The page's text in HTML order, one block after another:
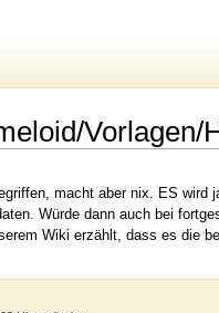
Vorlagen/
macht aber nix. ES
Würde dann auch bei
Wiki erzählt, dass es die